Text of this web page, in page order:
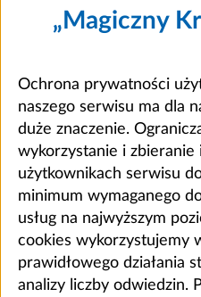
„Magiczny
Ochrona prywatności
naszego serwisu ma dla
duże znaczenie.
wykorzystanie i zbieranie
użytkownikach serwisu
minimum wymaganego
usług na najwyższym
cookies wykorzystujemy
prawidłowego działania
analizy liczby odwiedzin.